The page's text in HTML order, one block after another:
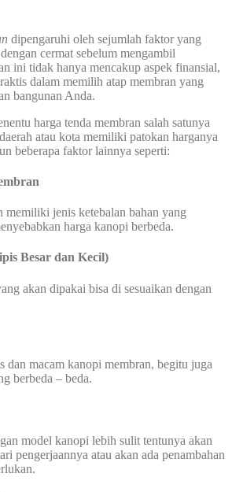
dipengaruhi oleh sejumlah faktor yang
cermat sebelum mengambil
ini tidak hanya mencakup aspek finansial,
dalam memilih atap membran yang
bangunan Anda.
harga tenda membran salah satunya
atau kota memiliki patokan harganya
beberapa faktor lainnya seperti:
memiliki jenis ketebalan bahan yang
harga kanopi berbeda.
Besar dan Kecil)
akan dipakai bisa di sesuaikan dengan
dan macam kanopi membran, begitu juga
berbeda – beda.
model kanopi lebih sulit tentunya akan
pengerjaannya atau akan ada penambahan